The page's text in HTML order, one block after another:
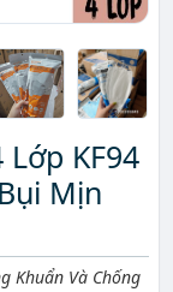
Lớp KF94
Mịn
Khuẩn Và Chống